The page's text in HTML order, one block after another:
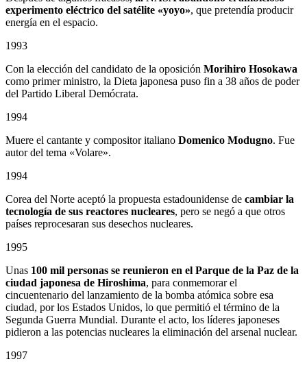
experimento eléctrico del satélite «yoyo», que pretendía producir
energía en el espacio.
1993
Con la elección del candidato de la oposición Morihiro Hosokawa
como primer ministro, la Dieta japonesa puso fin a 38 años de poder
del Partido Liberal Demócrata.
1994
Muere el cantante y compositor italiano Domenico Modugno. Fue
autor del tema «Volare».
1994
Corea del Norte aceptó la propuesta estadounidense de cambiar la
tecnología de sus reactores nucleares, pero se negó a que otros
países reprocesaran sus desechos nucleares.
1995
Unas 100 mil personas se reunieron en el Parque de la Paz de la
ciudad japonesa de Hiroshima, para conmemorar el
cincuentenario del lanzamiento de la bomba atómica sobre esa
ciudad, por los Estados Unidos, lo que permitió el término de la
Segunda Guerra Mundial. Durante el acto, los líderes japoneses
pidieron a las potencias nucleares la eliminación del arsenal nuclear.
1997